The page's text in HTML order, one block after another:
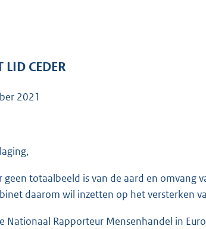
K
CEDER
2021
totaalbeeld is van de aard en omvang
daarom wil inzetten op het versterken
Nationaal Rapporteur Mensenhandel in